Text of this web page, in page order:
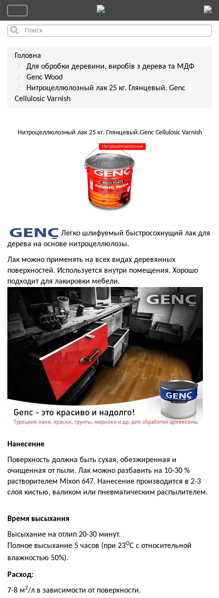
Головна
Для обробки деревини, виробів з дерева та МДФ
Genc Wood
Нитроцеллюлозный лак 25 кг. Глянцевый. Genc
Cellulosic Varnish
Нитроцеллюлозный лак 25 кг. Глянцевый.Genc Cellulosic Varnish
Легко шлифуемый быстросохнущий лак для
дерева на основе нитроцеллюлозы.
Лак можно применять на всех видах деревянных
поверхностей. Используется внутри помещения. Хорошо
подходит для лакировки мебели.
Нанесение
Поверхность должна быть сухая, обезжиренная и
очищенная от пыли. Лак можно разбавить на 10-30 %
растворителем Mixon 647. Нанесение производится в 2-3
слоя кистью, валиком или пневматическим распылителем.
Время высыхания
Высыхание на отлип 20-30 минут.
Полное высыхание 5 часов (при 23ОС с относительной
влажностью 50%).
Расход:
7-8 м2/л в зависимости от поверхности.